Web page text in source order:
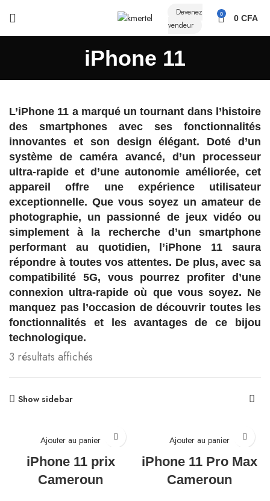
Devenez
vendeur
0 0 CFA
iPhone 11
L’iPhone 11 a marqué un tournant dans l’histoire
des smartphones avec ses fonctionnalités
innovantes et son design élégant. Doté d’un
système de caméra avancé, d’un processeur
ultra-rapide et d’une autonomie améliorée, cet
appareil offre une expérience utilisateur
exceptionnelle. Que vous soyez un amateur de
photographie, un passionné de jeux vidéo ou
simplement à la recherche d’un smartphone
performant au quotidien, l’iPhone 11 saura
répondre à toutes vos attentes. De plus, avec sa
compatibilité 5G, vous pourrez profiter d’une
connexion ultra-rapide où que vous soyez. Ne
manquez pas l’occasion de découvrir toutes les
fonctionnalités et les avantages de ce bijou
technologique.
3 résultats affichés
Show sidebar
Ajouter au panier
iPhone 11 prix
Cameroun
Ajouter au panier
iPhone 11 Pro Max
Cameroun